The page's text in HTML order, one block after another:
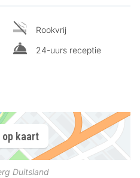
Rookvrij
24-uurs receptie
op kaart
Duitsland